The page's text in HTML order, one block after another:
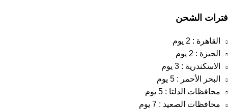
فترات الشحن
القاهرة : 2 يوم
الجيزة : 2 يوم
الاسكندرية : 3 يوم
البحر الأحمر : 5 يوم
محافظات الدلتا : 5 يوم
محافظات الصعيد : 7 يوم